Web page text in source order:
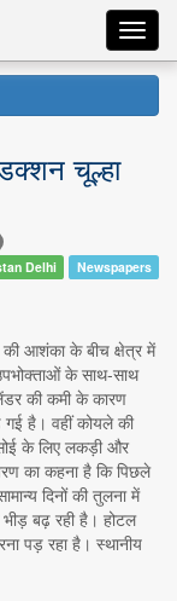
चूल्हा
Delhi Newspapers
की आशंका के बीच क्षेत्र में
के साथ-साथ
की कमी के कारण
गई है। वहीं कोयले की
के लिए लकड़ी और
का कहना है कि पिछले
दिनों की तुलना में
बढ़ रही है। होटल
पड़ रहा है। स्थानीय